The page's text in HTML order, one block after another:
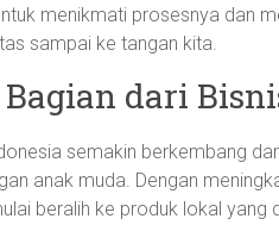
menikmati prosesnya dan
sampai ke tangan kita.
dari
semakin berkembang
anak muda. Dengan
beralih ke produk lokal